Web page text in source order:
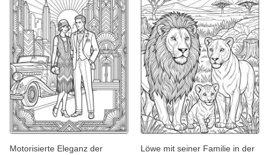
Motorisierte Eleganz der
Löwe mit seiner Familie in der